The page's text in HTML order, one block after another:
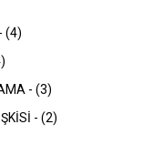
(4)
- (3)
- (2)